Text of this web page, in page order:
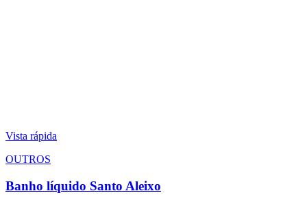
Vista rápida
OUTROS
Banho líquido Santo Aleixo